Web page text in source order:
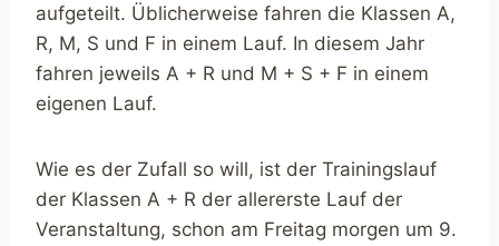
aufgeteilt. Üblicherweise fahren die Klassen A,
R, M, S und F in einem Lauf. In diesem Jahr
fahren jeweils A + R und M + S + F in einem
eigenen Lauf.
Wie es der Zufall so will, ist der Trainingslauf
der Klassen A + R der allererste Lauf der
Veranstaltung, schon am Freitag morgen um 9.